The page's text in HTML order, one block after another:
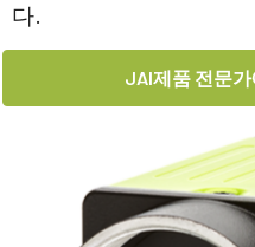
다.
JAI제품 전문